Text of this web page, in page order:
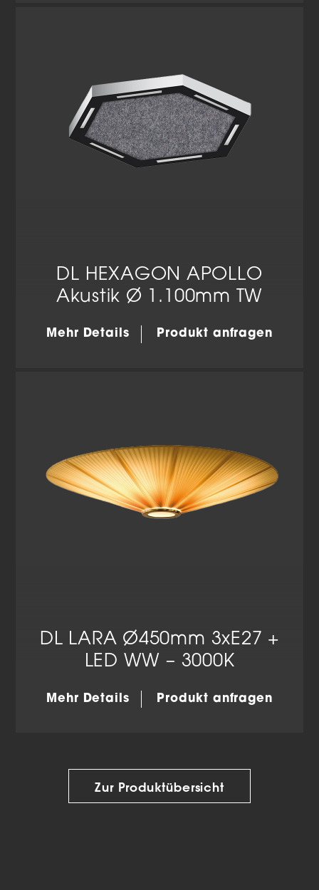
DL HEXAGON APOLLO
Akustik Ø 1.100mm TW
Mehr Details Produkt anfragen
DL LARA Ø450mm 3xE27 +
LED WW – 3000K
Mehr Details Produkt anfragen
Zur Produktübersicht